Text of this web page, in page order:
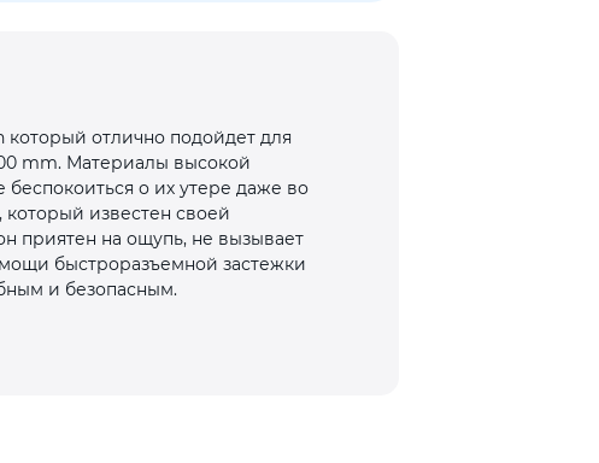
который отлично подойдет для
mm. Материалы высокой
беспокоиться о их утере даже во
известен своей
приятен на ощупь, не вызывает
быстроразъемной застежки
и безопасным.